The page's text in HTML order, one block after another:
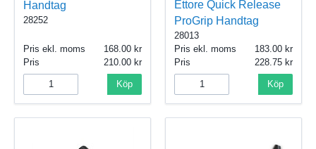
Handtag
28252
Pris ekl. moms
168.00
Pris
210.00
Köp
Ettore Quick Release
ProGrip Handtag
28013
Pris ekl. moms
183.00
Pris
228.75
Köp